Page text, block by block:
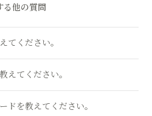
る他の質問
てください。
えてください。
ドを教えてください。